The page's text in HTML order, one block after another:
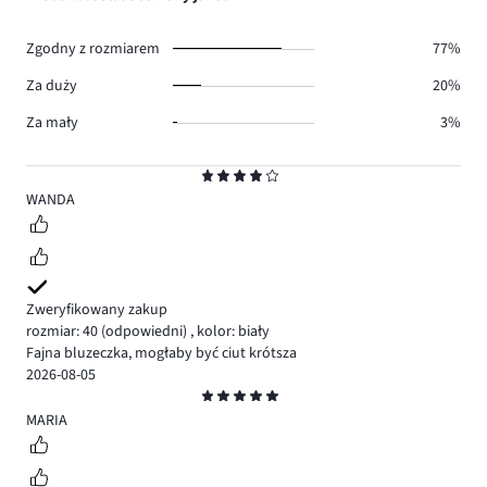
4
WANDA
Zweryfikowany zakup
rozmiar: 40 (odpowiedni) , kolor: biały
Fajna bluzeczka, mogłaby być ciut krótsza
2026-08-05
5
MARIA
Zgodny z rozmiarem
77%
Za duży
20%
Za mały
3%